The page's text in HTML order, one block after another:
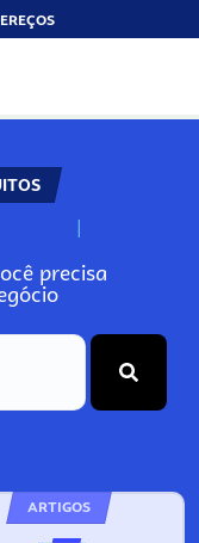
N
precisa
ARTIGOS